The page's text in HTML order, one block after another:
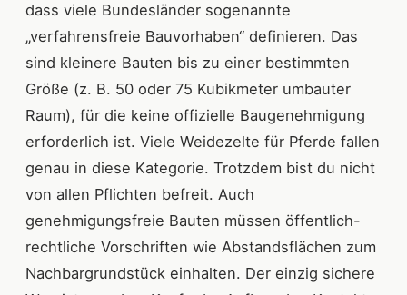
dass viele Bundesländer sogenannte
„verfahrensfreie Bauvorhaben“ definieren. Das
sind kleinere Bauten bis zu einer bestimmten
Größe (z. B. 50 oder 75 Kubikmeter umbauter
Raum), für die keine offizielle Baugenehmigung
erforderlich ist. Viele Weidezelte für Pferde fallen
genau in diese Kategorie. Trotzdem bist du nicht
von allen Pflichten befreit. Auch
genehmigungsfreie Bauten müssen öffentlich-
rechtliche Vorschriften wie Abstandsflächen zum
Nachbargrundstück einhalten. Der einzig sichere